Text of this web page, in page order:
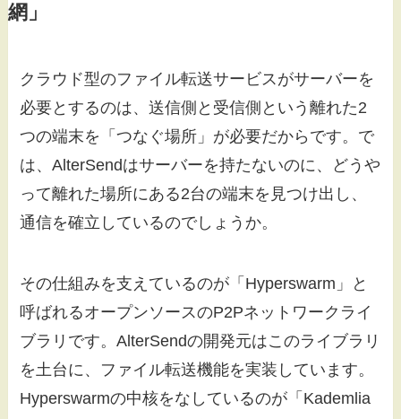
網」
クラウド型のファイル転送サービスがサーバーを
必要とするのは、送信側と受信側という離れた2
つの端末を「つなぐ場所」が必要だからです。で
は、AlterSendはサーバーを持たないのに、どうや
って離れた場所にある2台の端末を見つけ出し、
通信を確立しているのでしょうか。
その仕組みを支えているのが「Hyperswarm」と
呼ばれるオープンソースのP2Pネットワークライ
ブラリです。AlterSendの開発元はこのライブラリ
を土台に、ファイル転送機能を実装しています。
Hyperswarmの中核をなしているのが「Kademlia